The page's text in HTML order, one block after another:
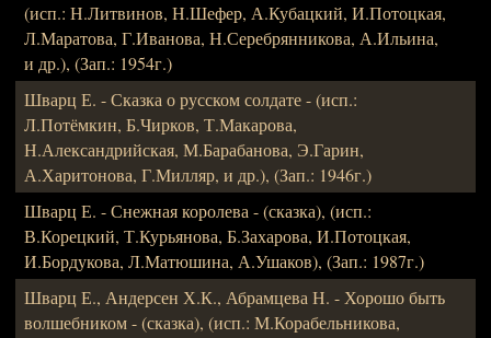
(исп.: Н.Литвинов, Н.Шефер, А.Кубацкий, И.Потоцкая,
Л.Маратова, Г.Иванова, Н.Серебрянникова, А.Ильина,
и др.), (Зап.: 1954г.)
Шварц Е. - Сказка о русском солдате - (исп.:
Л.Потёмкин, Б.Чирков, Т.Макарова,
Н.Александрийская, М.Барабанова, Э.Гарин,
А.Харитонова, Г.Милляр, и др.), (Зап.: 1946г.)
Шварц Е. - Снежная королева - (сказка), (исп.:
В.Корецкий, Т.Курьянова, Б.Захарова, И.Потоцкая,
И.Бордукова, Л.Матюшина, А.Ушаков), (Зап.: 1987г.)
Шварц Е., Андерсен Х.К., Абрамцева Н. - Хорошо быть
волшебником - (сказка), (исп.: М.Корабельникова,